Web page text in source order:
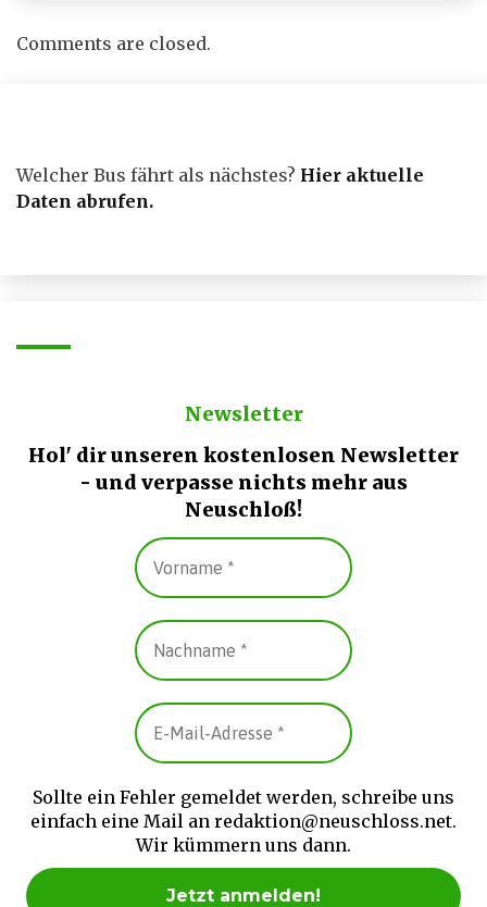
Comments are closed.
Welcher Bus fährt als nächstes? Hier aktuelle
Daten abrufen.
Newsletter
Hol' dir unseren kostenlosen Newsletter
- und verpasse nichts mehr aus
Neuschloß!
Sollte ein Fehler gemeldet werden, schreibe uns
einfach eine Mail an redaktion@neuschloss.net.
Wir kümmern uns dann.